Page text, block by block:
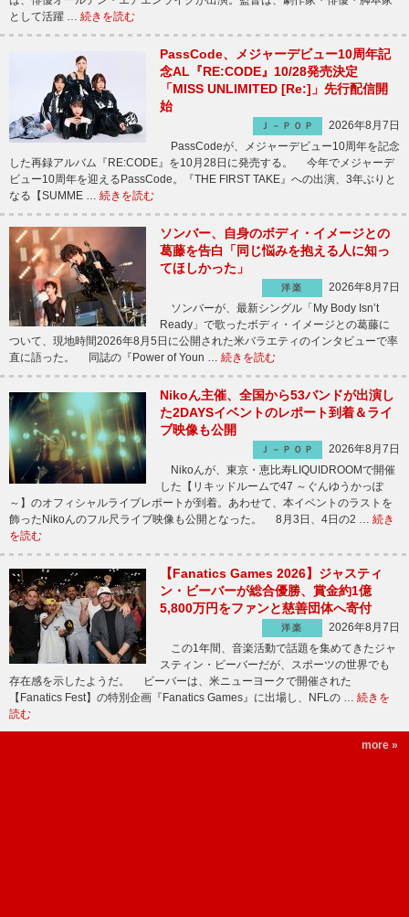
として活躍 … 続きを読む
PassCode、メジャーデビュー10周年記
念AL『RE:CODE』10/28発売決定
「MISS UNLIMITED [Re:]」先行配信開
始
Ｊ－ＰＯＰ
2026年8月7日
PassCodeが、メジャーデビュー10周年を記念
した再録アルバム『RE:CODE』を10月28日に発売する。 今年でメジャーデ
ビュー10周年を迎えるPassCode。『THE FIRST TAKE』への出演、3年ぶりと
なる【SUMME … 続きを読む
ソンバー、自身のボディ・イメージとの
葛藤を告白「同じ悩みを抱える人に知っ
てほしかった」
洋楽
2026年8月7日
ソンバーが、最新シングル「My Body Isn’t
Ready」で歌ったボディ・イメージとの葛藤に
ついて、現地時間2026年8月5日に公開された米バラエティのインタビューで率
直に語った。 同誌の『Power of Youn … 続きを読む
Nikoん主催、全国から53バンドが出演し
た2DAYSイベントのレポート到着＆ライ
ブ映像も公開
Ｊ－ＰＯＰ
2026年8月7日
Nikoんが、東京・恵比寿LIQUIDROOMで開催
した【リキッドルームで47 ～ぐんゆうかっぽ
～】のオフィシャルライブレポートが到着。あわせて、本イベントのラストを
飾ったNikoんのフル尺ライブ映像も公開となった。 8月3日、4日の2 … 続き
を読む
【Fanatics Games 2026】ジャスティ
ン・ビーバーが総合優勝、賞金約1億
5,800万円をファンと慈善団体へ寄付
洋楽
2026年8月7日
この1年間、音楽活動で話題を集めてきたジャ
スティン・ビーバーだが、スポーツの世界でも
存在感を示したようだ。 ビーバーは、米ニューヨークで開催された
【Fanatics Fest】の特別企画『Fanatics Games』に出場し、NFLの … 続きを
読む
more »